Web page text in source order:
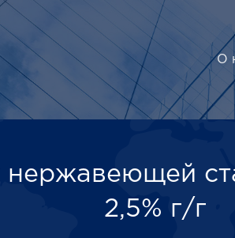
О
нержавеющей
2,5% г/г